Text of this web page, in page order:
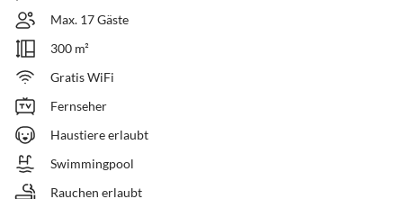
Max. 17 Gäste
300 m²
Gratis WiFi
Fernseher
Haustiere erlaubt
Swimmingpool
Rauchen erlaubt